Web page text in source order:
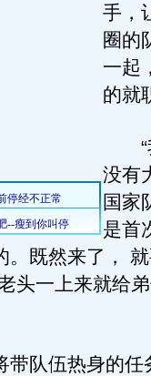
手，
圈的
一起
的就
“
没有
国家
是首
。既然来了，
头一上来就给
队伍热身的任